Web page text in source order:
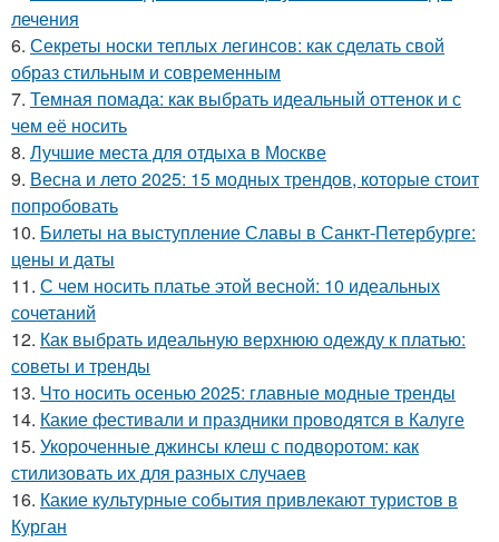
лечения
6. Секреты носки теплых легинсов: как сделать свой
образ стильным и современным
7. Темная помада: как выбрать идеальный оттенок и с
чем её носить
8. Лучшие места для отдыха в Москве
9. Весна и лето 2025: 15 модных трендов, которые стоит
попробовать
10. Билеты на выступление Славы в Санкт-Петербурге:
цены и даты
11. С чем носить платье этой весной: 10 идеальных
сочетаний
12. Как выбрать идеальную верхнюю одежду к платью:
советы и тренды
13. Что носить осенью 2025: главные модные тренды
14. Какие фестивали и праздники проводятся в Калуге
15. Укороченные джинсы клеш с подворотом: как
стилизовать их для разных случаев
16. Какие культурные события привлекают туристов в
Курган